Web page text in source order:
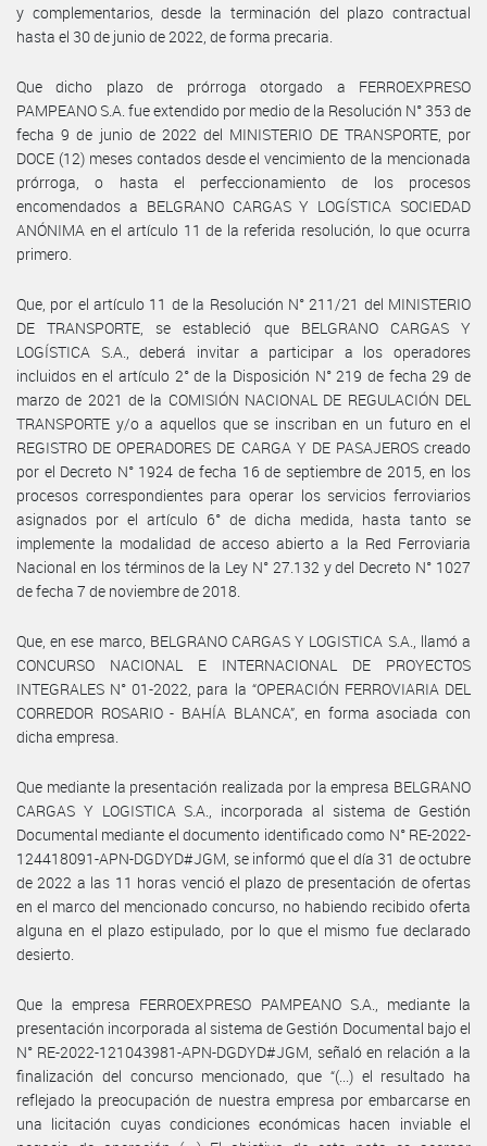
y complementarios, desde la terminación del plazo contractual
hasta el 30 de junio de 2022, de forma precaria.
Que dicho plazo de prórroga otorgado a FERROEXPRESO
PAMPEANO S.A. fue extendido por medio de la Resolución N° 353 de
fecha 9 de junio de 2022 del MINISTERIO DE TRANSPORTE, por
DOCE (12) meses contados desde el vencimiento de la mencionada
prórroga, o hasta el perfeccionamiento de los procesos
encomendados a BELGRANO CARGAS Y LOGÍSTICA SOCIEDAD
ANÓNIMA en el artículo 11 de la referida resolución, lo que ocurra
primero.
Que, por el artículo 11 de la Resolución N° 211/21 del MINISTERIO
DE TRANSPORTE, se estableció que BELGRANO CARGAS Y
LOGÍSTICA S.A., deberá invitar a participar a los operadores
incluidos en el artículo 2° de la Disposición N° 219 de fecha 29 de
marzo de 2021 de la COMISIÓN NACIONAL DE REGULACIÓN DEL
TRANSPORTE y/o a aquellos que se inscriban en un futuro en el
REGISTRO DE OPERADORES DE CARGA Y DE PASAJEROS creado
por el Decreto N° 1924 de fecha 16 de septiembre de 2015, en los
procesos correspondientes para operar los servicios ferroviarios
asignados por el artículo 6° de dicha medida, hasta tanto se
implemente la modalidad de acceso abierto a la Red Ferroviaria
Nacional en los términos de la Ley N° 27.132 y del Decreto N° 1027
de fecha 7 de noviembre de 2018.
Que, en ese marco, BELGRANO CARGAS Y LOGISTICA S.A., llamó a
CONCURSO NACIONAL E INTERNACIONAL DE PROYECTOS
INTEGRALES N° 01-2022, para la “OPERACIÓN FERROVIARIA DEL
CORREDOR ROSARIO - BAHÍA BLANCA”, en forma asociada con
dicha empresa.
Que mediante la presentación realizada por la empresa BELGRANO
CARGAS Y LOGISTICA S.A., incorporada al sistema de Gestión
Documental mediante el documento identificado como N° RE-2022-
124418091-APN-DGDYD#JGM, se informó que el día 31 de octubre
de 2022 a las 11 horas venció el plazo de presentación de ofertas
en el marco del mencionado concurso, no habiendo recibido oferta
alguna en el plazo estipulado, por lo que el mismo fue declarado
desierto.
Que la empresa FERROEXPRESO PAMPEANO S.A., mediante la
presentación incorporada al sistema de Gestión Documental bajo el
N° RE-2022-121043981-APN-DGDYD#JGM, señaló en relación a la
finalización del concurso mencionado, que “(...) el resultado ha
reflejado la preocupación de nuestra empresa por embarcarse en
una licitación cuyas condiciones económicas hacen inviable el